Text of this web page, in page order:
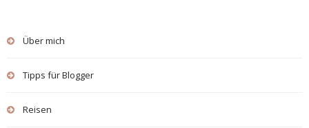
Über mich
Tipps für Blogger
Reisen